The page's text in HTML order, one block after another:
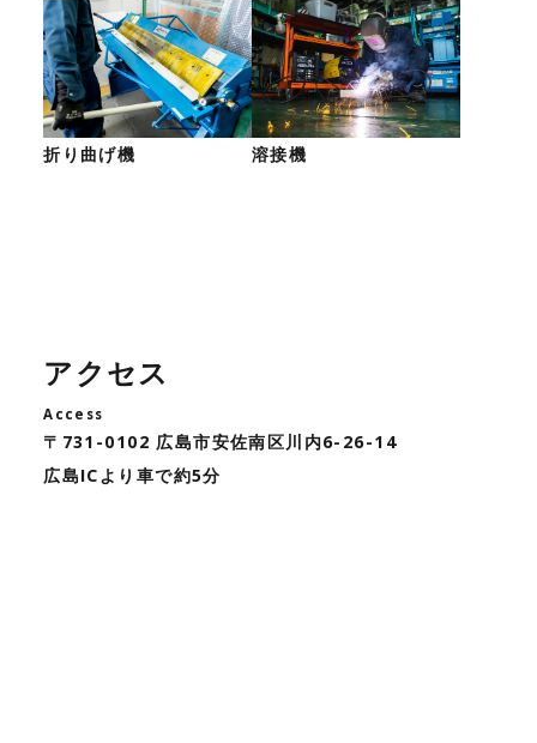
折り曲げ機 溶接機
アクセス
Access
〒731-0102 広島市安佐南区川内6-26-14
広島ICより車で約5分